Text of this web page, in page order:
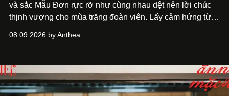
và sắc Mẫu Đơn rực rỡ như cùng nhau dệt nên lời chúc
thịnh vượng cho mùa trăng đoàn viên. Lấy cảm hứng từ
hương vị của những thức quà truyền thống vào bộ sưu
quà tặng ‘Mẫu Đơn Khai Phúc’, ‘Quế Hoa Vọng Nguyệt’
và ‘Nguyệt Sắc Giao Hòa’, gửi trao ước nguyện bình an
và hạnh phúc viên mãn.
08.09.2026 by Anthea